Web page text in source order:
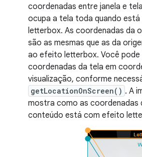
coordenadas entre janela e
ocupa a tela toda quando
letterbox. As coordenadas da
são as mesmas que as da
ao efeito letterbox. Você
coordenadas da tela em
visualização, conforme
getLocationOnScreen() . A
mostra como as coordenadas
conteúdo está com efeito